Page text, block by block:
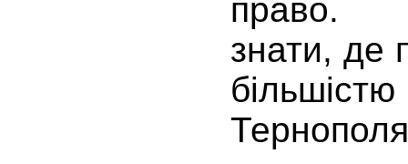
право.
знати, де